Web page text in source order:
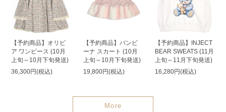
【予約商品】オリビ
ア ワンピース (10月
上旬～10月下旬発送)
36,300円(税込)
【予約商品】バンビ
ーナ スカート (10月
上旬～10月下旬発送)
19,800円(税込)
【予約商品】INJECT
BEAR SWEATS (11月
上旬～11月下旬発送)
16,280円(税込)
More